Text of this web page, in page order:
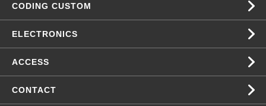
CODING CUSTOM
ELECTRONICS
ACCESS
CONTACT